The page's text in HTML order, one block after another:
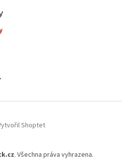
Shoptet
. Všechna práva vyhrazena.